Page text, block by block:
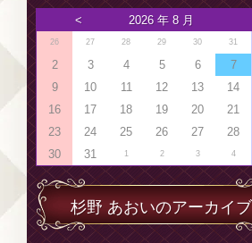
< 2026 年 8 月
26 27 28 29 30 31
2
3 4 5 6 7
9
10 11 12 13 14
16
17 18 19 20 21
23
24 25 26 27 28
30
31 1 2 3 4
杉野 あおいのアーカイブ